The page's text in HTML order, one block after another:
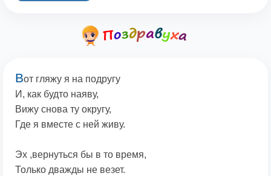
Вот гляжу я на подругу
И, как будто наяву,
Вижу снова ту округу,
Где я вместе с ней живу.
Эх ,вернуться бы в то время,
Только дважды не везет.